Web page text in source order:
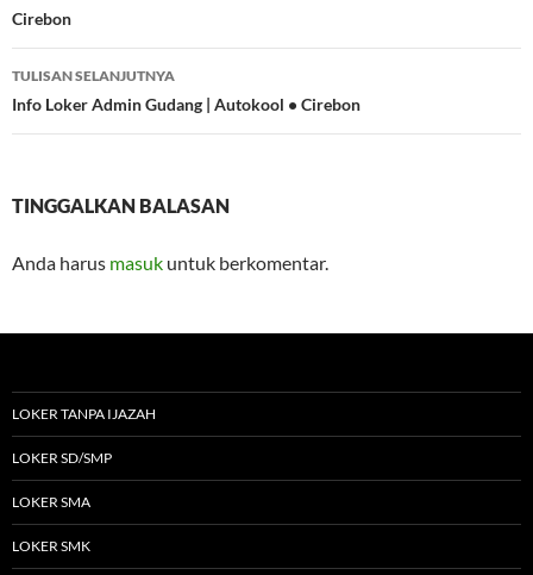
Cirebon
TULISAN SELANJUTNYA
Info Loker Admin Gudang | Autokool • Cirebon
TINGGALKAN BALASAN
Anda harus masuk untuk berkomentar.
LOKER TANPA IJAZAH
LOKER SD/SMP
LOKER SMA
LOKER SMK